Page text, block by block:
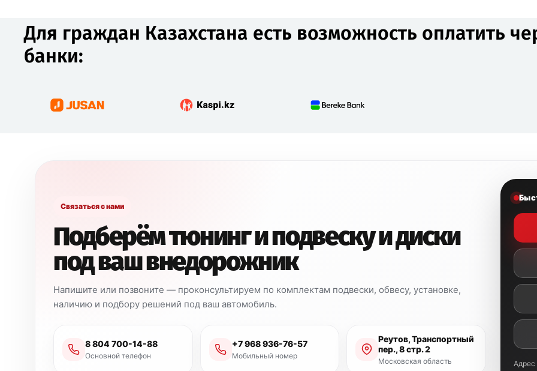
Для граждан Казахстана есть возможность оплатить
банки:
Связаться с нами
Подберём тюнинг и подвеску и диски
под ваш внедорожник
Напишите или позвоните — проконсультируем по комплектам подвески, обвесу, установке,
наличию и подбору решений под ваш автомобиль.
8 804 700-14-88
Основной телефон
+7 968 936-76-57
Мобильный номер
Реутов, Транспортный
пер., 8 стр. 2
Московская область
Адрес